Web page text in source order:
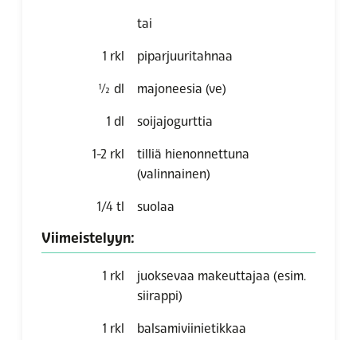
tai
1 rkl piparjuuritahnaa
½ dl majoneesia (ve)
1 dl soijajogurttia
1-2 rkl
tilliä hienonnettuna
(valinnainen)
1/4 tl suolaa
Viimeistelyyn:
1 rkl
juoksevaa makeuttajaa (esim.
siirappi)
1 rkl balsamiviinietikkaa